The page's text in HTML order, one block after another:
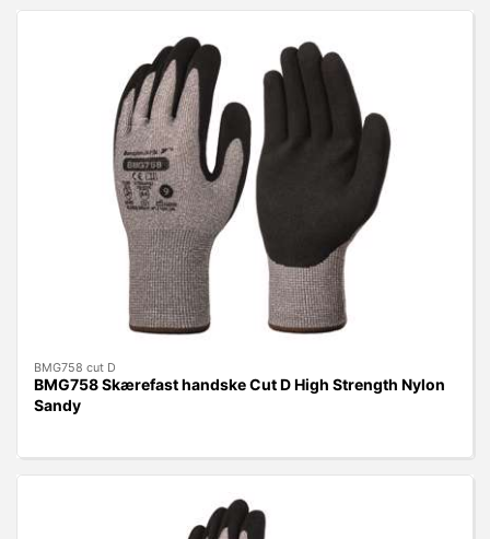
BMG758 cut D
BMG758 Skærefast handske Cut D High Strength Nylon
Sandy